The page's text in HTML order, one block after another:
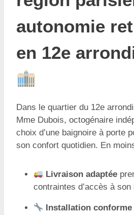
autonomie
en 12e
Dans le quartier du 12e
Mme Dubois, octogénaire
choix d’une baignoire à porte
son confort quotidien. En
Livraison adaptée
contraintes d’accès à son
Installation conforme